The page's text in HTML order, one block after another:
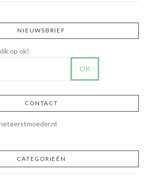
NIEUWSBRIEF
CONTACT
CATEGORIEËN